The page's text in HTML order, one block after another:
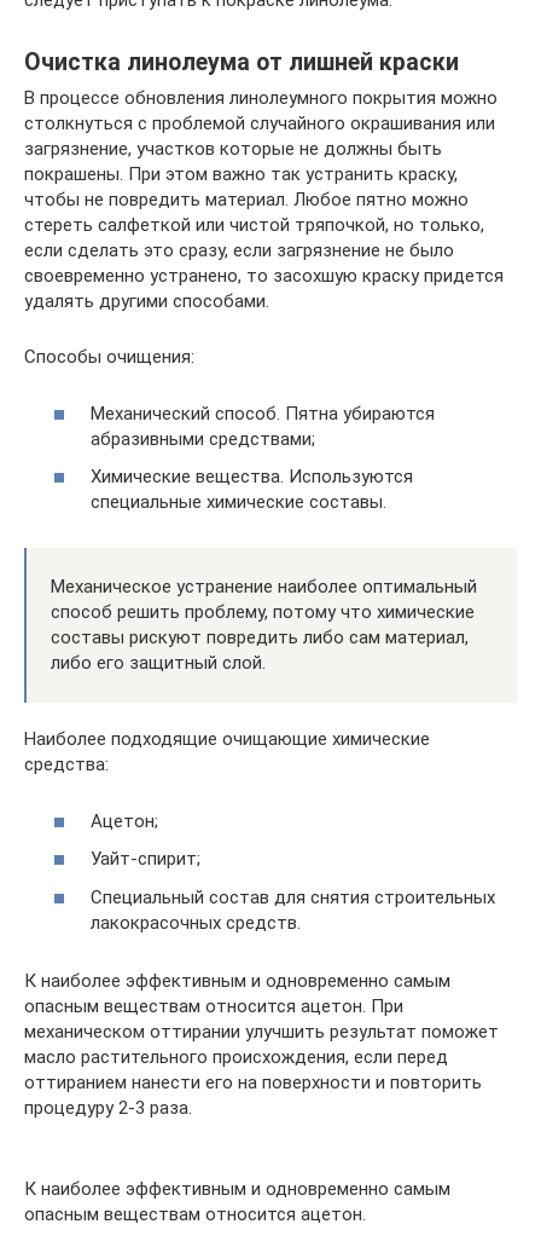
Очистка линолеума от лишней краски
В процессе обновления линолеумного покрытия можно
столкнуться с проблемой случайного окрашивания или
загрязнение, участков которые не должны быть
покрашены. При этом важно так устранить краску,
чтобы не повредить материал. Любое пятно можно
стереть салфеткой или чистой тряпочкой, но только,
если сделать это сразу, если загрязнение не было
своевременно устранено, то засохшую краску придется
удалять другими способами.
Способы очищения:
Механический способ. Пятна убираются
абразивными средствами;
Химические вещества. Используются
специальные химические составы.
Механическое устранение наиболее оптимальный
способ решить проблему, потому что химические
составы рискуют повредить либо сам материал,
либо его защитный слой.
Наиболее подходящие очищающие химические
средства:
Ацетон;
Уайт-спирит;
Специальный состав для снятия строительных
лакокрасочных средств.
К наиболее эффективным и одновременно самым
опасным веществам относится ацетон. При
механическом оттирании улучшить результат поможет
масло растительного происхождения, если перед
оттиранием нанести его на поверхности и повторить
процедуру 2-3 раза.
К наиболее эффективным и одновременно самым
опасным веществам относится ацетон.